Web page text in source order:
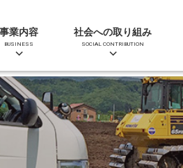
事業内容
BUSINESS
社会への取り組み
SOCIAL CONTRIBUTION